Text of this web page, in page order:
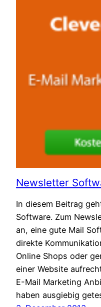
Newsletter
In diesem Beitrag
Software. Zum
an, eine gute Mail
direkte
Online Shops oder
einer Website
E-Mail Marketing
haben ausgiebig